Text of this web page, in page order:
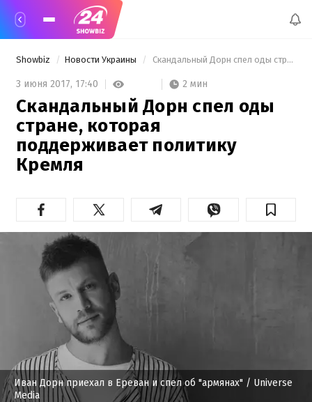
Showbiz Новости Украины Скандальный Дорн спел оды стране, которая поддерживает политику Кремля
3 июня 2017, 17:40 2 мин
Скандальный Дорн спел оды
стране, которая
поддерживает политику
Кремля
Иван Дорн приехал в Ереван и спел об "армянах" / Universe
Media